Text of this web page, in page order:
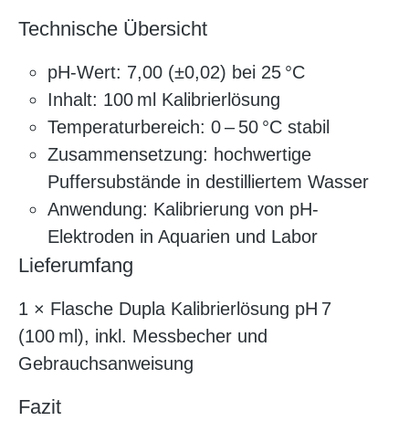
Technische Übersicht
pH-Wert: 7,00 (±0,02) bei 25 °C
Inhalt: 100 ml Kalibrierlösung
Temperaturbereich: 0 – 50 °C stabil
Zusammensetzung: hochwertige
Puffersubstände in destilliertem Wasser
Anwendung: Kalibrierung von pH-
Elektroden in Aquarien und Labor
Lieferumfang
1 × Flasche Dupla Kalibrierlösung pH 7
(100 ml), inkl. Messbecher und
Gebrauchsanweisung
Fazit